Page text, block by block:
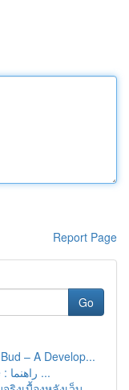
Report Page
Go
– A Develop...
تولید سیستم مار با Python و Turtle : راهنما ...